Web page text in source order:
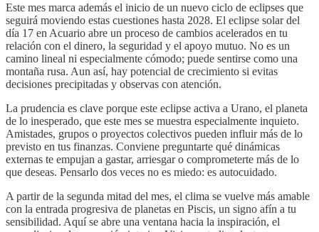
Este mes marca además el inicio de un nuevo ciclo de eclipses que
seguirá moviendo estas cuestiones hasta 2028. El eclipse solar del
día 17 en Acuario abre un proceso de cambios acelerados en tu
relación con el dinero, la seguridad y el apoyo mutuo. No es un
camino lineal ni especialmente cómodo; puede sentirse como una
montaña rusa. Aun así, hay potencial de crecimiento si evitas
decisiones precipitadas y observas con atención.
La prudencia es clave porque este eclipse activa a Urano, el planeta
de lo inesperado, que este mes se muestra especialmente inquieto.
Amistades, grupos o proyectos colectivos pueden influir más de lo
previsto en tus finanzas. Conviene preguntarte qué dinámicas
externas te empujan a gastar, arriesgar o comprometerte más de lo
que deseas. Pensarlo dos veces no es miedo: es autocuidado.
A partir de la segunda mitad del mes, el clima se vuelve más amable
con la entrada progresiva de planetas en Piscis, un signo afín a tu
sensibilidad. Aquí se abre una ventana hacia la inspiración, el